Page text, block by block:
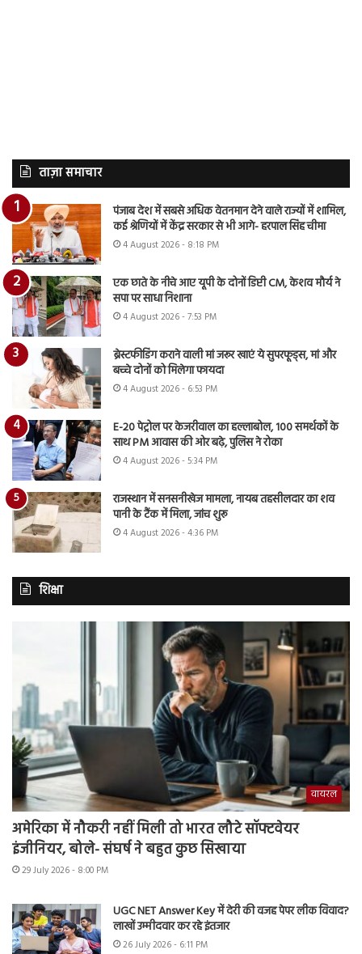
ताज़ा समाचार
पंजाब देश में सबसे अधिक वेतनमान देने वाले राज्यों में शामिल,
कई श्रेणियों में केंद्र सरकार से भी आगे- हरपाल सिंह चीमा
4 August 2026 - 8:18 PM
एक छाते के नीचे आए यूपी के दोनों डिप्टी CM, केशव मौर्य ने
सपा पर साधा निशाना
4 August 2026 - 7:53 PM
ब्रेस्टफीडिंग कराने वाली मां जरूर खाएं ये सुपरफूड्स, मां और
बच्चे दोनों को मिलेगा फायदा
4 August 2026 - 6:53 PM
E-20 पेट्रोल पर केजरीवाल का हल्लाबोल, 100 समर्थकों के
साथ PM आवास की ओर बढ़े, पुलिस ने रोका
4 August 2026 - 5:34 PM
राजस्थान में सनसनीखेज मामला, नायब तहसीलदार का शव
पानी के टैंक में मिला, जांच शुरू
4 August 2026 - 4:36 PM
शिक्षा
वायरल
अमेरिका में नौकरी नहीं मिली तो भारत लौटे सॉफ्टवेयर
इंजीनियर, बोले- संघर्ष ने बहुत कुछ सिखाया
29 July 2026 - 8:00 PM
UGC NET Answer Key में देरी की वजह पेपर लीक विवाद?
लाखों उम्मीदवार कर रहे इंतजार
26 July 2026 - 6:11 PM